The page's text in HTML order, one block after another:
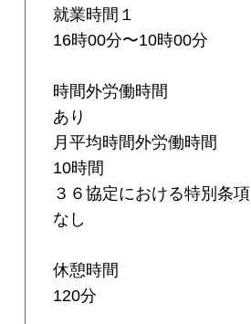
就業時間１
16時00分〜10時00分
時間外労働時間
あり
月平均時間外労働時間
10時間
３６協定における特別条項
なし
休憩時間
120分